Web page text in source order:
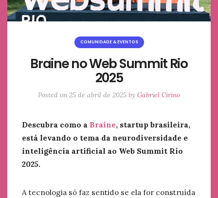
COMUNIDADE & EVENTOS
Braine no Web Summit Rio
2025
Posted on 25 de abril de 2025 by Gabriel Cirino
Descubra como a Braine, startup brasileira,
está levando o tema da neurodiversidade e
inteligência artificial ao Web Summit Rio
2025.
A tecnologia só faz sentido se ela for construída